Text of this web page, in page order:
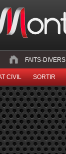
FAITS-DIVERS
CIVIL SORTIR